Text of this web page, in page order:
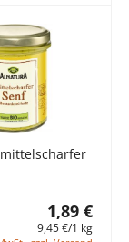
1,89 €
9,45 €/1 kg